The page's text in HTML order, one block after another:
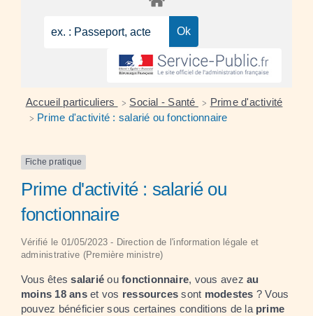
Accueil particuliers > Social - Santé > Prime d'activité
> Prime d'activité : salarié ou fonctionnaire
Fiche pratique
Prime d'activité : salarié ou
fonctionnaire
Vérifié le 01/05/2023 - Direction de l'information légale et
administrative (Première ministre)
Vous êtessalarié oufonctionnaire, vous avezau
moins 18 anset vos ressources sont modestes ? Vous
pouvez bénéficier sous certaines conditions de la prime